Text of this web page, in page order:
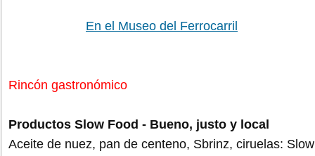
En el Museo del Ferrocarril
Rincón gastronómico
Productos Slow Food - Bueno, justo y local
Aceite de nuez, pan de centeno, Sbrinz, ciruelas: Slow